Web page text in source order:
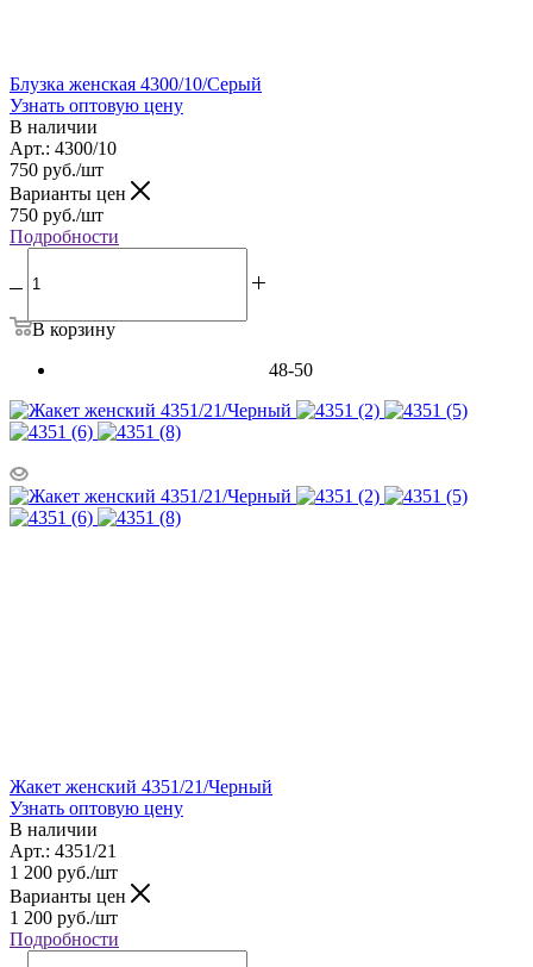
Блузка женская 4300/10/Серый
Узнать оптовую цену
В наличии
Арт.: 4300/10
750 руб./шт
Варианты цен
750 руб./шт
Подробности
В корзину
48-50
Жакет женский 4351/21/Черный
Узнать оптовую цену
В наличии
Арт.: 4351/21
1 200 руб./шт
Варианты цен
1 200 руб./шт
Подробности